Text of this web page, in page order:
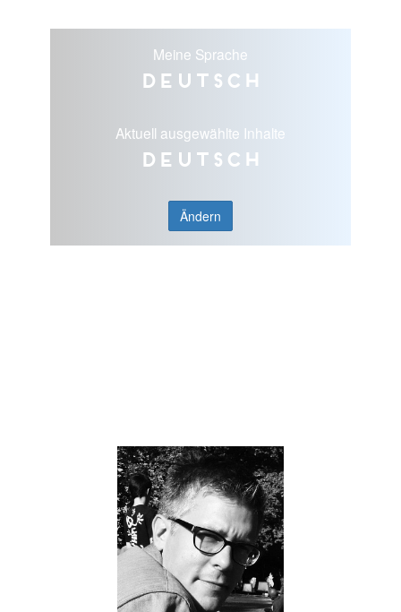
Meine Sprache
Deutsch
Aktuell ausgewählte Inhalte
Deutsch
Ändern